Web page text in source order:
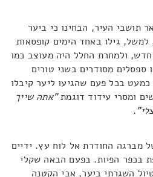
תושבי העיר, הבחינו כי ביער
גילו באחד הימים קופסאות
חדש, ולמחרת החלל היה מעוצב כמו
ספסלים מסודרים בשני טורים
בכל פעם שהגיעו ליער קיבלו
ומסרי עידוד דוגמת"אתה שייך
.
מברגה החודרת אל לוח עץ. ידיים
בכפר הפיות. בפעם הבאה שקלי
השגרתי ביער, אבי הקטנה